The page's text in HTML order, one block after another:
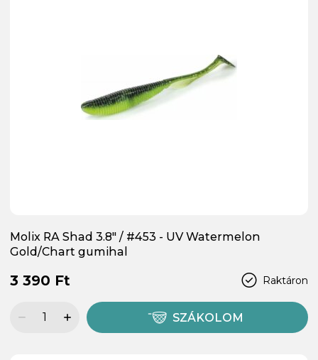
Molix RA Shad 3.8" / #453 - UV Watermelon
Gold/Chart gumihal
Raktáron
3 390 Ft
SZÁKOLOM